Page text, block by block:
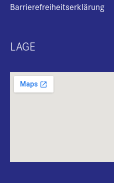
Barrierefreiheitserklärung
LAGE